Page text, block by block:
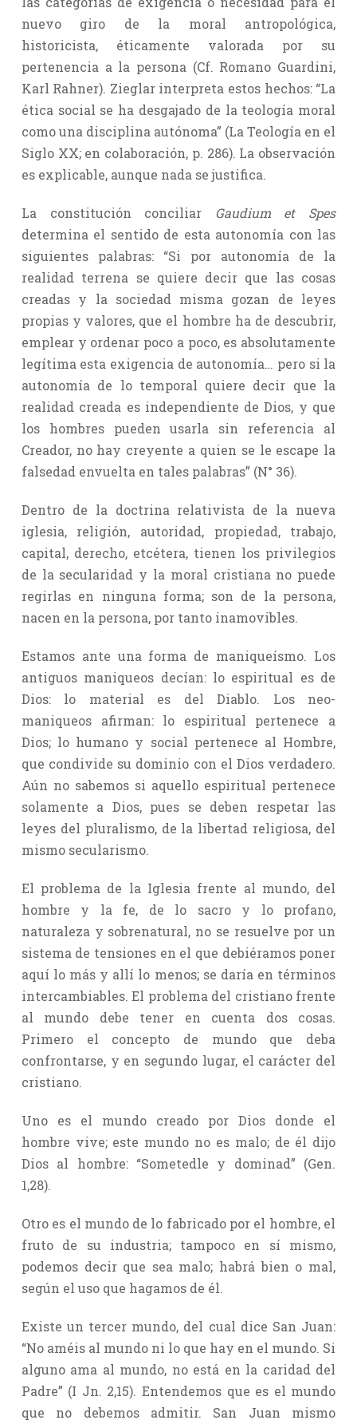
nuevo giro de la moral antropológica,
historicista, éticamente valorada por su
pertenencia a la persona (Cf. Romano Guardini,
Karl Rahner). Zieglar interpreta estos hechos: “La
ética social se ha desgajado de la teología moral
como una disciplina autónoma” (La Teología en el
Siglo XX; en colaboración, p. 286). La observación
es explicable, aunque nada se justifica.
La constitución conciliar Gaudium et Spes
determina el sentido de esta autonomía con las
siguientes palabras: “Si por autonomía de la
realidad terrena se quiere decir que las cosas
creadas y la sociedad misma gozan de leyes
propias y valores, que el hombre ha de descubrir,
emplear y ordenar poco a poco, es absolutamente
legítima esta exigencia de autonomía… pero si la
autonomía de lo temporal quiere decir que la
realidad creada es independiente de Dios, y que
los hombres pueden usarla sin referencia al
Creador, no hay creyente a quien se le escape la
falsedad envuelta en tales palabras” (N° 36).
Dentro de la doctrina relativista de la nueva
iglesia, religión, autoridad, propiedad, trabajo,
capital, derecho, etcétera, tienen los privilegios
de la secularidad y la moral cristiana no puede
regirlas en ninguna forma; son de la persona,
nacen en la persona, por tanto inamovibles.
Estamos ante una forma de maniqueísmo. Los
antiguos maniqueos decían: lo espiritual es de
Dios: lo material es del Diablo. Los neo-
maniqueos afirman: lo espiritual pertenece a
Dios; lo humano y social pertenece al Hombre,
que condivide su dominio con el Dios verdadero.
Aún no sabemos si aquello espiritual pertenece
solamente a Dios, pues se deben respetar las
leyes del pluralismo, de la libertad religiosa, del
mismo secularismo.
El problema de la Iglesia frente al mundo, del
hombre y la fe, de lo sacro y lo profano,
naturaleza y sobrenatural, no se resuelve por un
sistema de tensiones en el que debiéramos poner
aquí lo más y allí lo menos; se daría en términos
intercambiables. El problema del cristiano frente
al mundo debe tener en cuenta dos cosas.
Primero el concepto de mundo que deba
confrontarse, y en segundo lugar, el carácter del
cristiano.
Uno es el mundo creado por Dios donde el
hombre vive; este mundo no es malo; de él dijo
Dios al hombre: “Sometedle y dominad” (Gen.
1,28).
Otro es el mundo de lo fabricado por el hombre, el
fruto de su industria; tampoco en sí mismo,
podemos decir que sea malo; habrá bien o mal,
según el uso que hagamos de él.
Existe un tercer mundo, del cual dice San Juan:
“No améis al mundo ni lo que hay en el mundo. Si
alguno ama al mundo, no está en la caridad del
Padre” (I Jn. 2,15). Entendemos que es el mundo
que no debemos admitir. San Juan mismo